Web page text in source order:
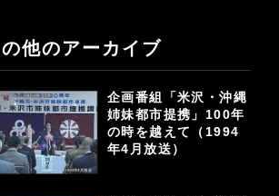
その他のアーカイブ
企画番組「米沢・沖縄
姉妹都市提携」100年
の時を越えて（1994
年4月放送）